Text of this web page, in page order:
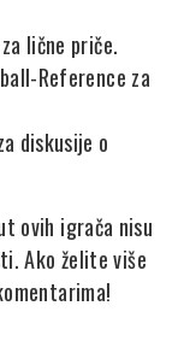
lične priče.
Reference za
diskusije o
ovih igrača nisu
Ako želite više